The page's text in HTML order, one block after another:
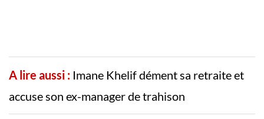
A lire aussi : Imane Khelif dément sa retraite et
accuse son ex-manager de trahison